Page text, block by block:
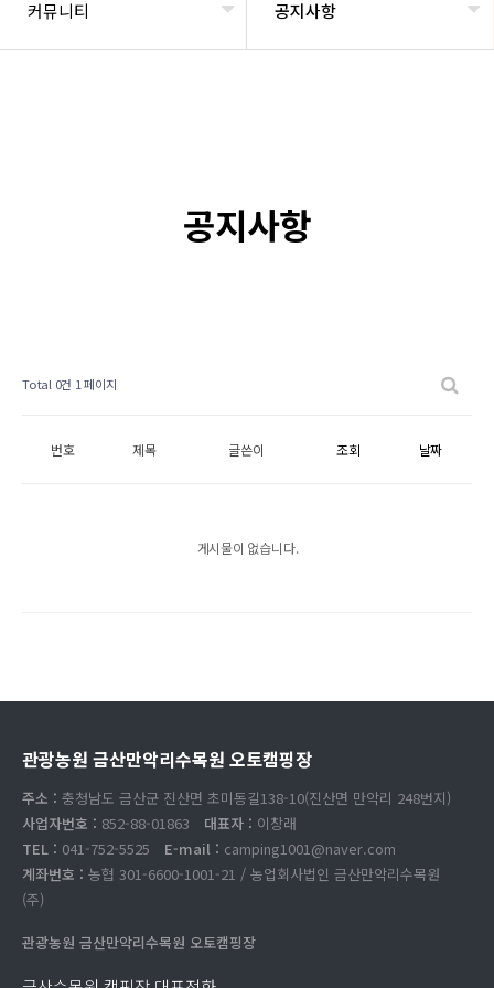
커뮤니티 공지사항
공지사항
Total 0건 1 페이지
번호 제목 글쓴이 조회 날짜
게시물이 없습니다.
관광농원 금산만악리수목원 오토캠핑장
주소 : 충청남도 금산군 진산면 초미동길138-10(진산면 만악리 248번지)
사업자번호 : 852-88-01863 대표자 : 이창래
TEL : 041-752-5525 E-mail : camping1001@naver.com
계좌번호 : 농협 301-6600-1001-21 / 농업회사법인 금산만악리수목원
(주)
관광농원 금산만악리수목원 오토캠핑장